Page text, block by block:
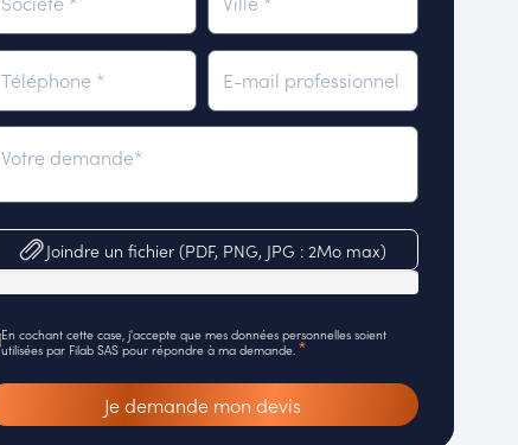
Joindre un fichier (PDF, PNG, JPG : 2Mo max)
En cochant cette case, j'accepte que mes données personnelles soient
utilisées par Filab SAS pour répondre à ma demande.*